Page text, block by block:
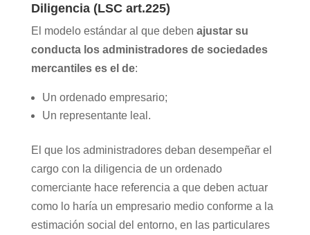
Diligencia (LSC art.225)
El modelo estándar al que deben ajustar su
conducta los administradores de sociedades
mercantiles es el de:
Un ordenado empresario;
Un representante leal.
El que los administradores deban desempeñar el
cargo con la diligencia de un ordenado
comerciante hace referencia a que deben actuar
como lo haría un empresario medio conforme a la
estimación social del entorno, en las particulares